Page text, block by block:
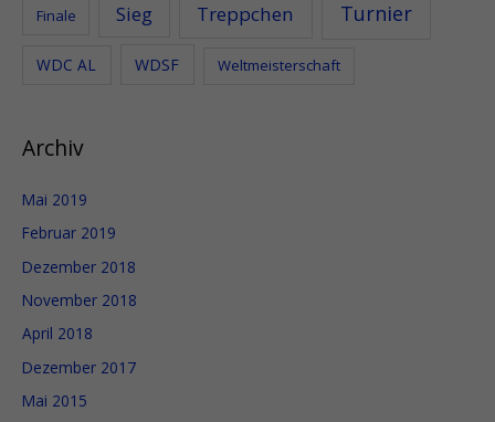
:
Finale Sieg Treppchen Turnier
WDC AL WDSF Weltmeisterschaft
Archiv
Mai 2019
Februar 2019
Dezember 2018
November 2018
April 2018
Dezember 2017
Mai 2015